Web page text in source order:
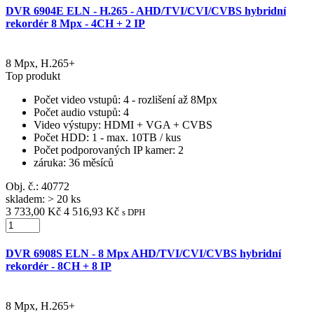
DVR 6904E ELN - H.265 - AHD/TVI/CVI/CVBS hybridní
rekordér 8 Mpx - 4CH + 2 IP
8 Mpx, H.265+
Top produkt
Počet video vstupů: 4 - rozlišení až 8Mpx
Počet audio vstupů: 4
Video výstupy: HDMI + VGA + CVBS
Počet HDD: 1 - max. 10TB / kus
Počet podporovaných IP kamer: 2
záruka: 36 měsíců
Obj. č.: 40772
skladem: > 20 ks
3 733,00 Kč 4 516,93 Kč s DPH
DVR 6908S ELN - 8 Mpx AHD/TVI/CVI/CVBS hybridní
rekordér - 8CH + 8 IP
8 Mpx, H.265+